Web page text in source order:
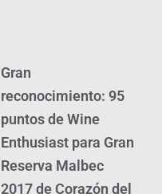
Gran
reconocimiento: 95
puntos de Wine
Enthusiast para Gran
Reserva Malbec
2017 de Corazón del